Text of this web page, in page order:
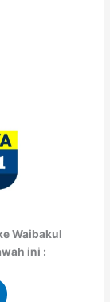
Waibakul
ini :